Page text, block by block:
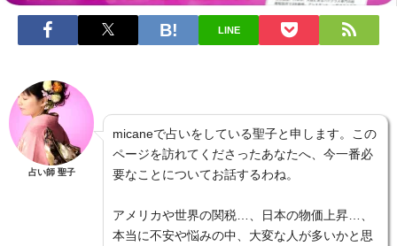
LINE
占い師 聖子
micaneで占いをしている聖子と申します。この
ページを訪れてくださったあなたへ、今一番必
要なことについてお話するわね。
アメリカや世界の関税…、日本の物価上昇…、
本当に不安や悩みの中、大変な人が多いかと思